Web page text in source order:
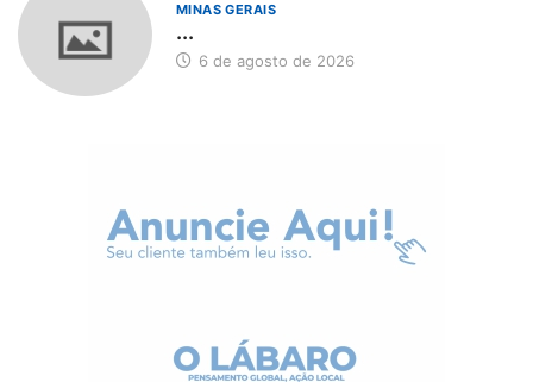
MINAS GERAIS
...
6 de agosto de 2026